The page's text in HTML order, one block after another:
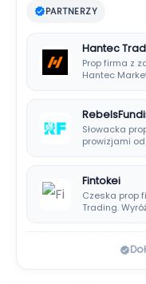
PARTNERZY
Hantec
Prop firma z
Hantec
Słowacka
prowizjami od
Fintokei
Czeska prop
Trading.